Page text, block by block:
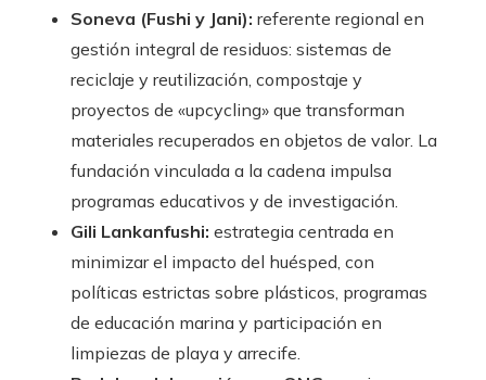
Soneva (Fushi y Jani): referente regional en
gestión integral de residuos: sistemas de
reciclaje y reutilización, compostaje y
proyectos de «upcycling» que transforman
materiales recuperados en objetos de valor. La
fundación vinculada a la cadena impulsa
programas educativos y de investigación.
Gili Lankanfushi: estrategia centrada en
minimizar el impacto del huésped, con
políticas estrictas sobre plásticos, programas
de educación marina y participación en
limpiezas de playa y arrecife.